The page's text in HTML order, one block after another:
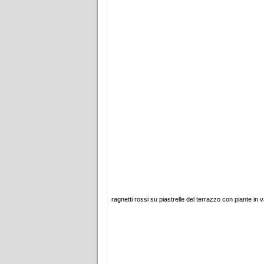
ragnetti rossi su piastrelle del terrazzo con piante in